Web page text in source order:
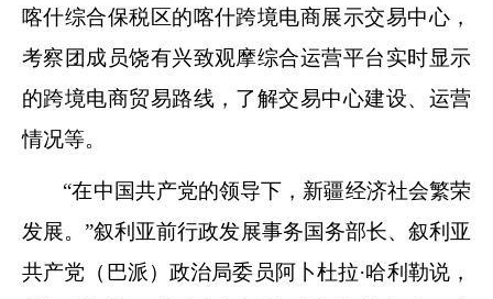
喀什综合保税区的喀什跨境电商展示交易中心，
考察团成员饶有兴致观摩综合运营平台实时显示
的跨境电商贸易路线，了解交易中心建设、运营
情况等。
“在中国共产党的领导下，新疆经济社会繁荣
发展。”叙利亚前行政发展事务国务部长、叙利亚
共产党（巴派）政治局委员阿卜杜拉·哈利勒说，